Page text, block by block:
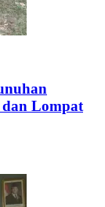
dan Lompat